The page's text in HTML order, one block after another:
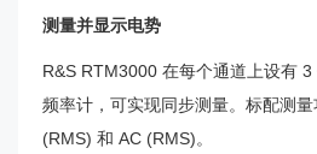
测量并显示电势
R&S RTM3000 在每个通道上设有
频率计，可实现同步测量。标配测
(RMS) 和 AC (RMS)。